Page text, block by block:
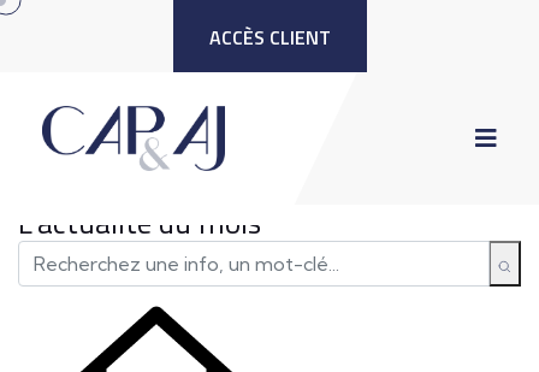
ACCÈS CLIENT
L'actualité du mois